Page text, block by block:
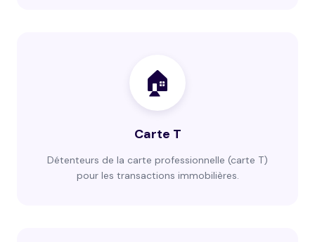
🏠
Carte T
Détenteurs de la carte professionnelle (carte T)
pour les transactions immobilières.